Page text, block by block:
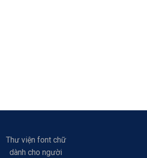
Thư viện font chữ
dành cho người